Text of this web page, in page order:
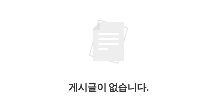
게시글이 없습니다.